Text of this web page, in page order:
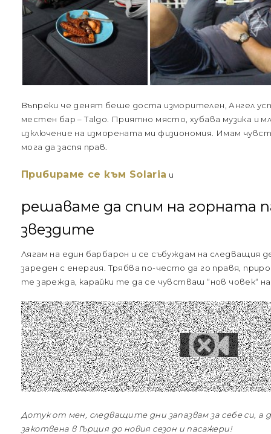
Въпреки че денят беше доста изморителен, Ангел
местен бар – Talgo. Приятно място, хубава музика и
изключение на изморената ми физиономия. Имам
мога да заспя прав.
Прибираме се към Solaria и
решаваме да спим на горната
звездите
Лягам на един барбарон и се събуждам на следващия
зареден с енергия. Трябва по-често да го правя,
те зарежда, карайки те да се чувстваш “нов човек“
Дотук от мен, следващите дни запазвам за себе си, а
закотвена в Гърция до новия сезон и пасажери!